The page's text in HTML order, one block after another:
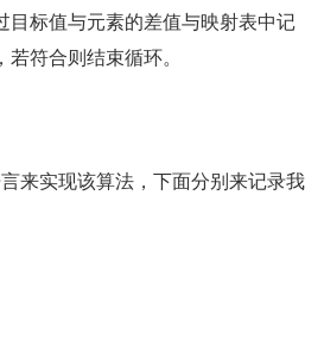
目标值与元素的差值与映射表中记
符合则结束循环。
来实现该算法，下面分别来记录我